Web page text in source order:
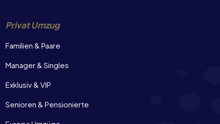
Privat Umzug
Familien & Paare
Manager & Singles
Exklusiv & VIP
Senioren & Pensionierte